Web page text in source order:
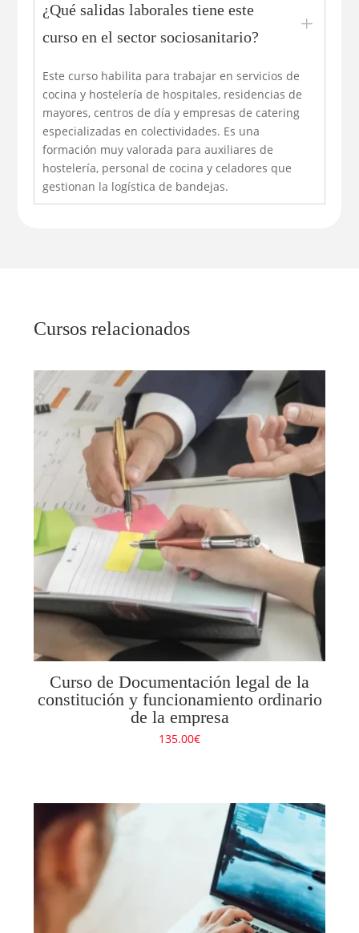
¿Qué salidas laborales tiene este
curso en el sector sociosanitario?
L
Este curso habilita para trabajar en servicios de
cocina y hostelería de hospitales, residencias de
mayores, centros de día y empresas de catering
especializadas en colectividades. Es una
formación muy valorada para auxiliares de
hostelería, personal de cocina y celadores que
gestionan la logística de bandejas.
Cursos relacionados
Curso de Documentación legal de la
constitución y funcionamiento ordinario
de la empresa
135.00€